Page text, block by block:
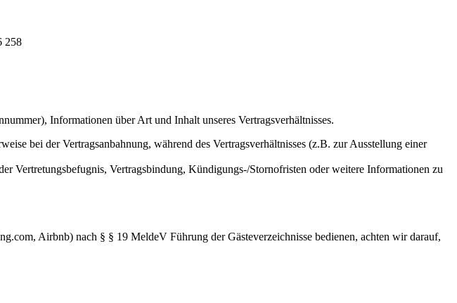
258
Informationen über Art und Inhalt unseres Vertragsverhältnisses.
bei der Vertragsanbahnung, während des Vertragsverhältnisses (z.B. zur Ausstellung einer
Vertretungsbefugnis, Vertragsbindung, Kündigungs-/Stornofristen oder weitere Informationen zu
Airbnb) nach § § 19 MeldeV Führung der Gästeverzeichnisse bedienen, achten wir darauf,